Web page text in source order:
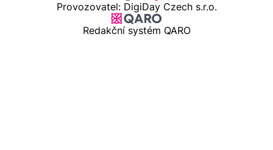
Provozovatel: DigiDay Czech s.r.o.
Redakční systém QARO